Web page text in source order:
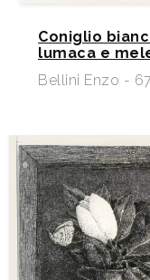
Coniglio
lumaca e
Bellini Enzo - 67